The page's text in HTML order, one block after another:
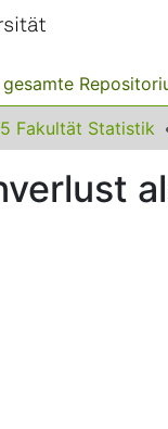
gesamte
Fakultät Statistik